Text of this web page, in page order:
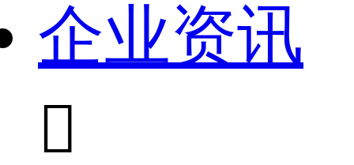
企业资讯
